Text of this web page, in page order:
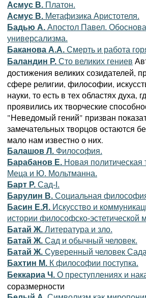
Асмус В. Платон.
Асмус В. Метафизика Аристотеля.
Бадью А. Апостол Павел.
универсализма.
Баканова А.А. Смерть и работа
Баландин Р. Сто великих гениев
достижения великих созидателей,
сфере религии, философии,
науки, то есть в тех областях духа,
проявились их творческие
"Неведомый гений" призван
замечательных творцов остаются
мало нам известно о них.
Балашов Л. Философия.
Барабанов Е. Новая политическая
Меца и Ю. Мольтманна.
Барт Р. Сад-I.
Барулин В. Социальная
Басин Е.Я. Искусство и
истории философско-эстетической
Батай Ж. Литература и зло.
Батай Ж. Сад и обычный человек.
Батай Ж. Суверенный человек
Бахтин М. К философии поступка.
Беккариа Ч. О преступлениях и
соразмерности